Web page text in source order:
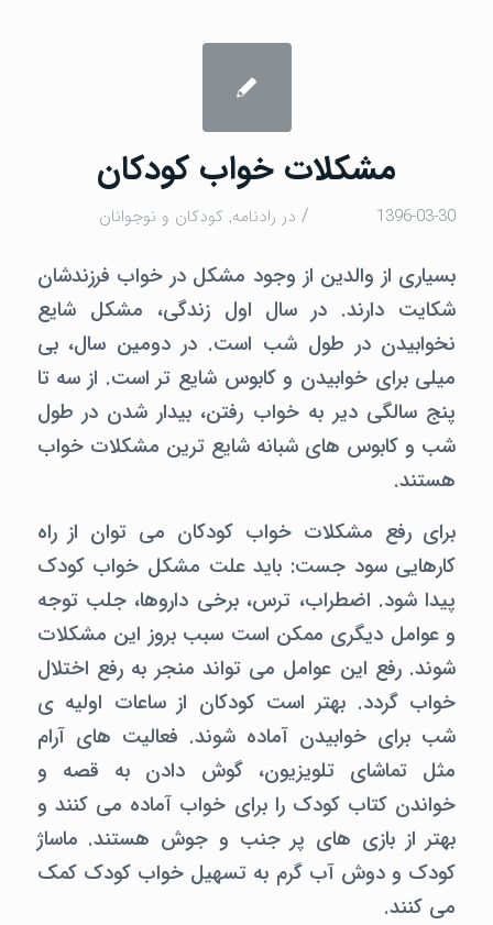
مشکلات خواب کودکان
1396-03-30
/ در رادنامه, كودكان و نوجوانان
بسیاری از والدین از وجود مشکل در خواب فرزندشان
شکایت دارند. در سال اول زندگی، مشکل شایع
نخوابیدن در طول شب است. در دومین سال، بی
میلی برای خوابیدن و کابوس شایع تر است. از سه تا
پنج سالگی دیر به خواب رفتن، بیدار شدن در طول
شب و کابوس های شبانه شایع ترین مشکلات خواب
هستند.
برای رفع مشکلات خواب کودکان می توان از راه
کارهایی سود جست: باید علت مشکل خواب کودک
پیدا شود. اضطراب، ترس، برخی داروها، جلب توجه
و عوامل دیگری ممکن است سبب بروز این مشکلات
شوند. رفع این عوامل می تواند منجر به رفع اختلال
خواب گردد. بهتر است کودکان از ساعات اولیه ی
شب برای خوابیدن آماده شوند. فعالیت های آرام
مثل تماشای تلویزیون، گوش دادن به قصه و
خواندن کتاب کودک را برای خواب آماده می کنند و
بهتر از بازی های پر جنب و جوش هستند. ماساژ
کودک و دوش آب گرم به تسهیل خواب کودک کمک
می کنند.